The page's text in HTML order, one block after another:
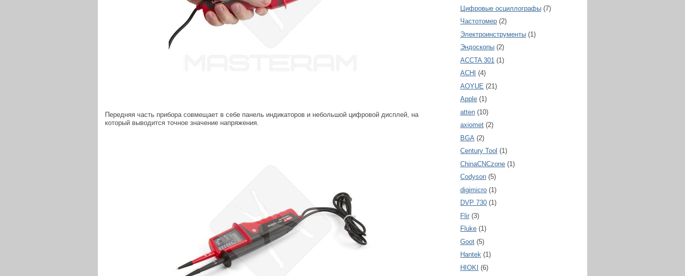
Передняя часть прибора совмещает в себе панель индикаторов и небольшой цифровой дисплей, на
который выводится точное значение напряжения.
Цифровые осциллографы (7)
Частотомер (2)
Электроинструменты (1)
Эндоскопы (2)
ACCTA 301 (1)
ACHI
(4)
AOYUE (21)
Apple (1)
atten (10)
axiomet (2)
BGA (2)
Century Tool (1)
ChinaCNCzone (1)
Codyson (5)
digimicro (1)
DVP 730 (1)
Flir (3)
Fluke (1)
Goot (5)
Hantek (1)
HIOKI (6)